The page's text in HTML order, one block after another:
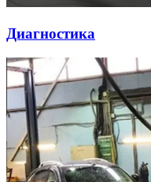
Диагностика